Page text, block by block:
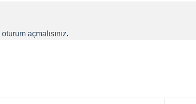
oturum açmalısınız.